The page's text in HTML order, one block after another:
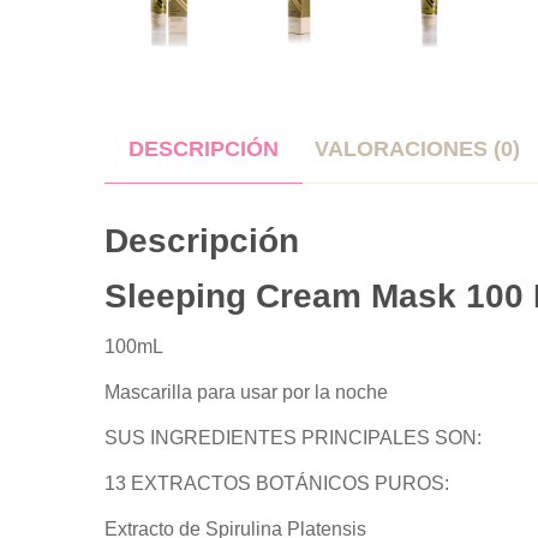
DESCRIPCIÓN VALORACIONES (0)
Descripción
Sleeping Cream Mask 100
100mL
Mascarilla para usar por la noche
SUS INGREDIENTES PRINCIPALES SON:
13 EXTRACTOS BOTÁNICOS PUROS:
Extracto de Spirulina Platensis